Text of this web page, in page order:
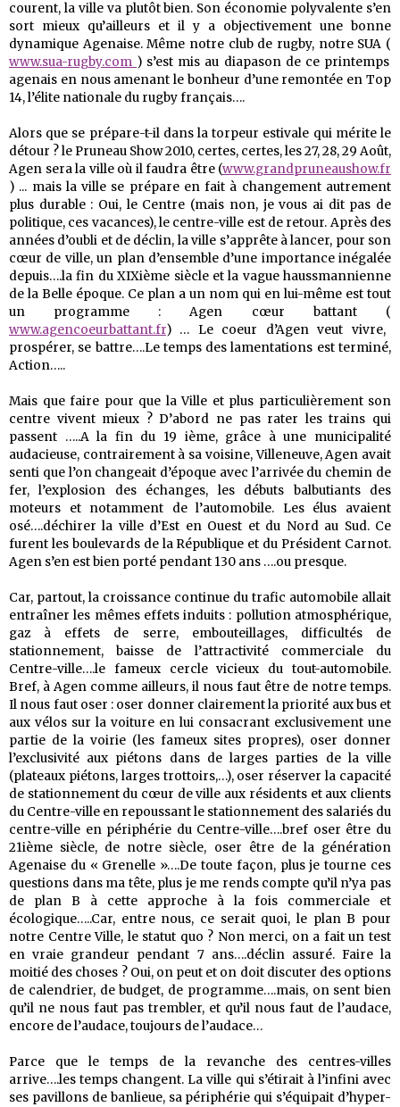
courent, la ville va plutôt bien. Son économie polyvalente s’en
sort mieux qu’ailleurs et il y a objectivement une bonne
dynamique Agenaise. Même notre club de rugby, notre SUA (
www.sua-rugby.com ) s’est mis au diapason de ce printemps
agenais en nous amenant le bonheur d’une remontée en Top
14, l’élite nationale du rugby français….
Alors que se prépare-t-il dans la torpeur estivale qui mérite le
détour ? le Pruneau Show 2010, certes, certes, les 27, 28, 29 Août,
Agen sera la ville où il faudra être (www.grandpruneaushow.fr
) ... mais la ville se prépare en fait à changement autrement
plus durable : Oui, le Centre (mais non, je vous ai dit pas de
politique, ces vacances), le centre-ville est de retour. Après des
années d’oubli et de déclin, la ville s’apprête à lancer, pour son
cœur de ville, un plan d’ensemble d’une importance inégalée
depuis….la fin du XIXième siècle et la vague haussmannienne
de la Belle époque. Ce plan a un nom qui en lui-même est tout
un programme : Agen cœur battant (
www.agencoeurbattant.fr) … Le coeur d’Agen veut vivre,
prospérer, se battre….Le temps des lamentations est terminé,
Action…..
Mais que faire pour que la Ville et plus particulièrement son
centre vivent mieux ? D’abord ne pas rater les trains qui
passent …..A la fin du 19 ième, grâce à une municipalité
audacieuse, contrairement à sa voisine, Villeneuve, Agen avait
senti que l’on changeait d’époque avec l’arrivée du chemin de
fer, l’explosion des échanges, les débuts balbutiants des
moteurs et notamment de l’automobile. Les élus avaient
osé….déchirer la ville d’Est en Ouest et du Nord au Sud. Ce
furent les boulevards de la République et du Président Carnot.
Agen s’en est bien porté pendant 130 ans ….ou presque.
Car, partout, la croissance continue du trafic automobile allait
entraîner les mêmes effets induits : pollution atmosphérique,
gaz à effets de serre, embouteillages, difficultés de
stationnement, baisse de l’attractivité commerciale du
Centre-ville….le fameux cercle vicieux du tout-automobile.
Bref, à Agen comme ailleurs, il nous faut être de notre temps.
Il nous faut oser : oser donner clairement la priorité aux bus et
aux vélos sur la voiture en lui consacrant exclusivement une
partie de la voirie (les fameux sites propres), oser donner
l’exclusivité aux piétons dans de larges parties de la ville
(plateaux piétons, larges trottoirs,…), oser réserver la capacité
de stationnement du cœur de ville aux résidents et aux clients
du Centre-ville en repoussant le stationnement des salariés du
centre-ville en périphérie du Centre-ville….bref oser être du
21ième siècle, de notre siècle, oser être de la génération
Agenaise du « Grenelle »….De toute façon, plus je tourne ces
questions dans ma tête, plus je me rends compte qu’il n’ya pas
de plan B à cette approche à la fois commerciale et
écologique…..Car, entre nous, ce serait quoi, le plan B pour
notre Centre Ville, le statut quo ? Non merci, on a fait un test
en vraie grandeur pendant 7 ans….déclin assuré. Faire la
moitié des choses ? Oui, on peut et on doit discuter des options
de calendrier, de budget, de programme….mais, on sent bien
qu’il ne nous faut pas trembler, et qu’il nous faut de l’audace,
encore de l’audace, toujours de l’audace…
Parce que le temps de la revanche des centres-villes
arrive….les temps changent. La ville qui s’étirait à l’infini avec
ses pavillons de banlieue, sa périphérie qui s’équipait d’hyper-